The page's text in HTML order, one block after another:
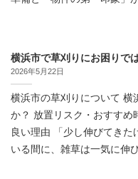
横浜市で草刈りにお困りで
2026年5月22日
横浜市の草刈りについて 横
か？ 放置リスク・おすすめ
良い理由 「少し伸びてき
いる間に、雑草は一気に伸